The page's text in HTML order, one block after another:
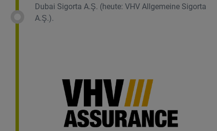
Dubai Sigorta A.Ş. (heute: VHV Allgemeine Sigorta
A.Ş.).